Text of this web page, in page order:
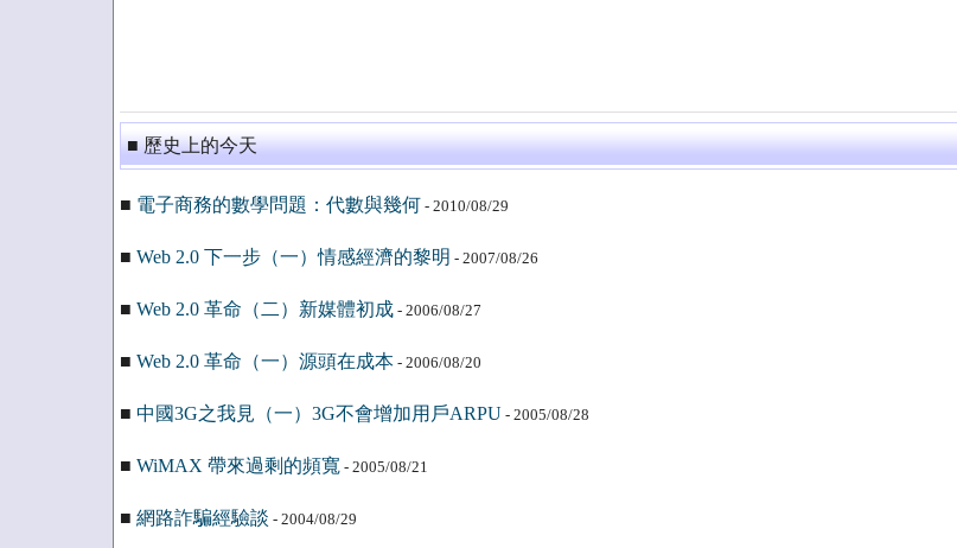
■ 歷史上的今天
■ 電子商務的數學問題：代數與幾何 - 2010/08/29
■ Web 2.0 下一步（一）情感經濟的黎明 - 2007/08/26
■ Web 2.0 革命（二）新媒體初成- 2006/08/27
■ Web 2.0 革命（一）源頭在成本- 2006/08/20
■ 中國3G之我見（一）3G不會增加用戶ARPU - 2005/08/28
■ WiMAX 帶來過剩的頻寬- 2005/08/21
■ 網路詐騙經驗談 - 2004/08/29